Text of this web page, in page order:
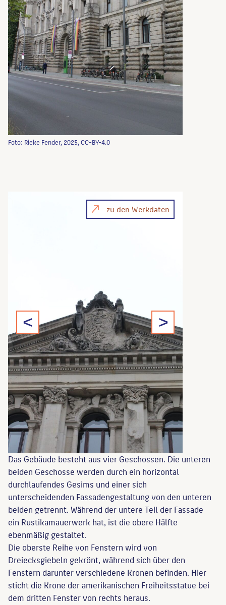
Foto: Rieke Fender, 2025, CC-BY-4.0
< >
zu den Werkdaten
Das Gebäude besteht aus vier Geschossen. Die unteren
beiden Geschosse werden durch ein horizontal
durchlaufendes Gesims und einer sich
unterscheidenden Fassadengestaltung von den unteren
beiden getrennt. Während der untere Teil der Fassade
ein Rustikamauerwerk hat, ist die obere Hälfte
ebenmäßig gestaltet.
Die oberste Reihe von Fenstern wird von
Dreiecksgiebeln gekrönt, während sich über den
Fenstern darunter verschiedene Kronen befinden. Hier
sticht die Krone der amerikanischen Freiheitsstatue bei
dem dritten Fenster von rechts heraus.